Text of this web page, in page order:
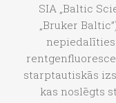
SIA „Baltic
„Bruker
nepiedalīties
starptautiskās
kas noslēgts